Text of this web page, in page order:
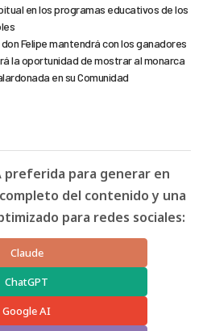
en los programas educativos de los
Felipe mantendrá con los ganadores
la oportunidad de mostrar al monarca
en su Comunidad
preferida para generar en
del contenido y una
para redes sociales:
Claude
ChatGPT
Google AI